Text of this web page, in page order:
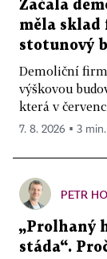
Začala
měla sklad
stotunový
Demoliční
výškovou
která v
7. 8. 2026 ▪ 3
PETR
„Prolhaný
stáda“.